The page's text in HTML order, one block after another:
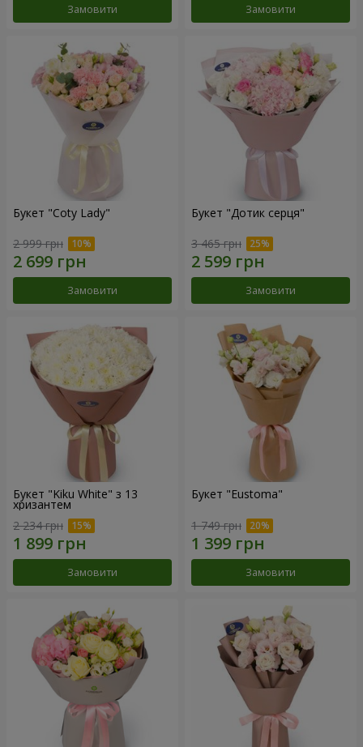
Замовити Замовити
Букет "Coty Lady"
2 999 грн
Замовити
Букет "Дотик серця"
3 465 грн
Замовити
Букет "Kiku White" з 13
хризантем
2 234 грн
Замовити
Букет "Eustoma"
1 749 грн
Замовити